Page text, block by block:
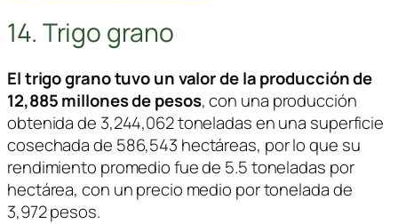
14. Trigo grano
El trigo grano tuvo un valor de la producción de
12,885 millones de pesos, con una producción
obtenida de 3,244,062 toneladas en una superficie
cosechada de 586,543 hectáreas, por lo que su
rendimiento promedio fue de 5.5 toneladas por
hectárea, con un precio medio por tonelada de
3,972 pesos.